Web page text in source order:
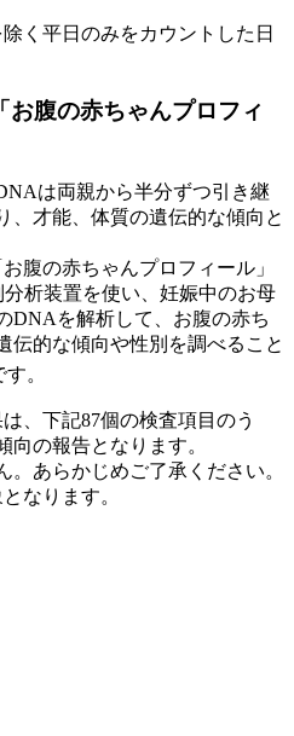
く 平日のみをカウントした日
腹の赤ちゃんプロフィ
は両親から半分ずつ引き継
、才能、体質の遺伝的な傾向と
腹の赤ちゃんプロフィール」
析装置を使い、妊娠中のお母
DNAを解析して、お腹の赤ち
伝的な傾向や性別を調べる こと
す。
、下記87個の検査項目のう
向の報告となります。
あらかじめご了承ください。
なります。